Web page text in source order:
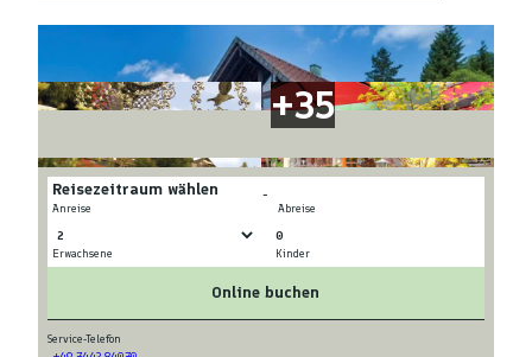
© Hotel Falken
T
e
Reisezeitraum wählen
Anreise
-
Abreise
Erwachsene
0
Kinder
Online buchen
Service-Telefon